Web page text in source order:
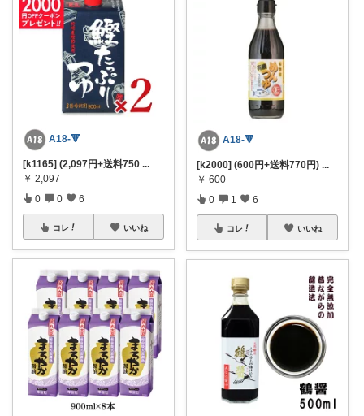
A18-🔻
[k1165] (2,097円+送料750 ...
￥ 2,097
0 0 6
コレ いいね
A18-🔻
[k2000] (600円+送料770円) ...
￥ 600
0 1 6
コレ いいね